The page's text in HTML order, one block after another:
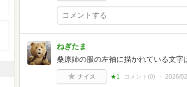
ねぎたま
桑原姉の服の左袖に描かれている文字
ナイス ★1 コメント(0) 2026/